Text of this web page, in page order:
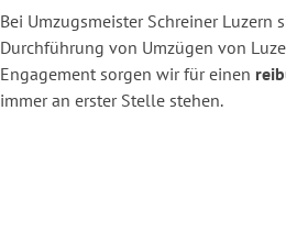
Bei Umzugsmeister Schreiner
Durchführung von Umzügen von
Engagement sorgen wir für einen
immer an erster Stelle stehen.